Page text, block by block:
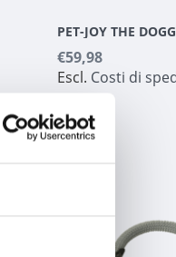
€59,98
Escl. Costi di